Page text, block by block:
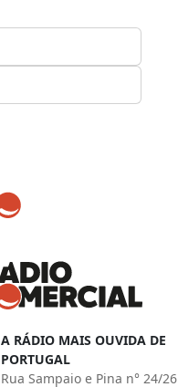
A RÁDIO MAIS OUVIDA DE
PORTUGAL
Rua Sampaio e Pina n° 24/26